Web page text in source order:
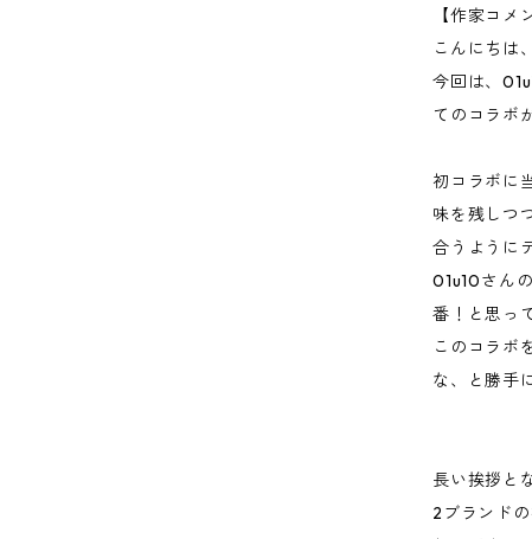
【作家コメ
こんにちは
今回は、
てのコラボ
初コラボに
味を残しつ
合うように
01u10さん
番！と思っ
このコラボ
な、と勝手
長い挨拶と
2ブランド